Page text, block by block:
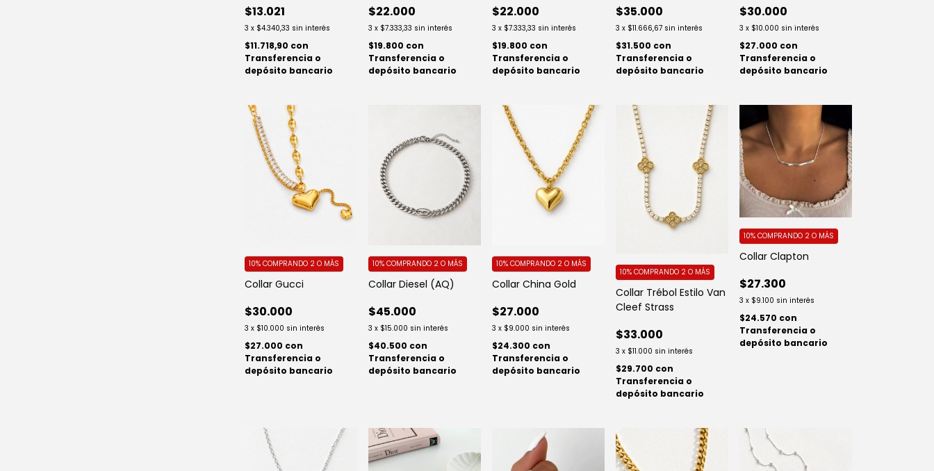
$13.021
3 x $4.340,33 sin interés
$11.718,90 con
Transferencia o
depósito bancario
$22.000
3 x $7.333,33 sin interés
$19.800 con
Transferencia o
depósito bancario
$22.000
3 x $7.333,33 sin interés
$19.800 con
Transferencia o
depósito bancario
$35.000
3 x $11.666,67 sin interés
$31.500 con
Transferencia o
depósito bancario
$30.000
3 x $10.000 sin interés
$27.000 con
Transferencia o
depósito bancario
Collar Gucci
$30.000
3 x $10.000 sin interés
10%COMPRANDO 2 O MÁS
$27.000 con
Transferencia o
depósito bancario
Collar Diesel (AQ)
$45.000
3 x $15.000 sin interés
10%COMPRANDO 2 O MÁS
$40.500 con
Transferencia o
depósito bancario
Collar China Gold
$27.000
3 x $9.000 sin interés
10%COMPRANDO 2 O MÁS
$24.300 con
Transferencia o
depósito bancario
Collar Trébol Estilo Van
Cleef Strass
$33.000
3 x $11.000 sin interés
10%COMPRANDO 2 O MÁS
$29.700 con
Transferencia o
depósito bancario
Collar Clapton
$27.300
3 x $9.100 sin interés
10%COMPRANDO 2 O MÁS
$24.570 con
Transferencia o
depósito bancario